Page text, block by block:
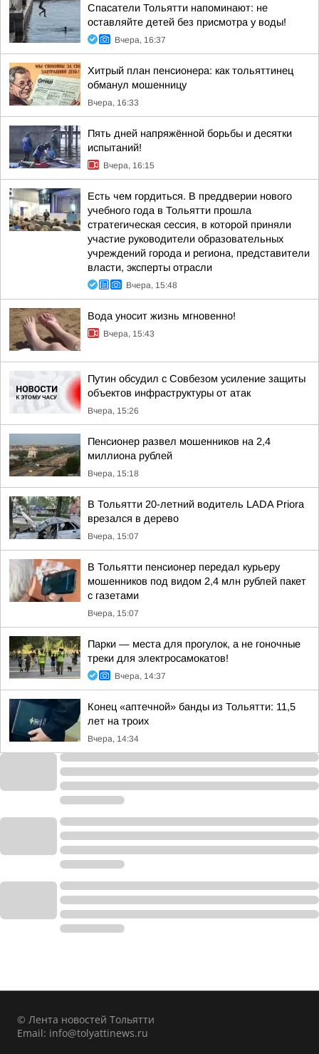
Спасатели Тольятти напоминают: не
оставляйте детей без присмотра у воды!
Вчера, 16:37
Хитрый план пенсионера: как тольяттинец
обманул мошенницу
Вчера, 16:33
Пять дней напряжённой борьбы и десятки
испытаний!
Вчера, 16:15
Есть чем гордиться. В преддверии нового
учебного года в Тольятти прошла
стратегическая сессия, в которой приняли
участие руководители образовательных
учреждений города и региона, представители
власти, эксперты отрасли
Вчера, 15:48
Вода уносит жизнь мгновенно!
Вчера, 15:43
Путин обсудил с Совбезом усиление защиты
объектов инфраструктуры от атак
Вчера, 15:26
Пенсионер развел мошенников на 2,4
миллиона рублей
Вчера, 15:18
В Тольятти 20-летний водитель LADA Priora
врезался в дерево
Вчера, 15:07
В Тольятти пенсионер передал курьеру
мошенников под видом 2,4 млн рублей пакет
с газетами
Вчера, 15:07
Парки — места для прогулок, а не гоночные
треки для электросамокатов!
Вчера, 14:37
Конец «аптечной» банды из Тольятти: 11,5
лет на троих
Вчера, 14:34
© Лента новостей Тольятти
Email: info@tolyattinews.ru